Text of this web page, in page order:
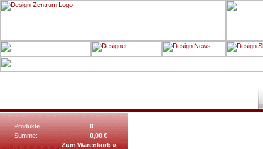
Produkte:
0
Summe:
0,00 €
Zum Warenkorb »